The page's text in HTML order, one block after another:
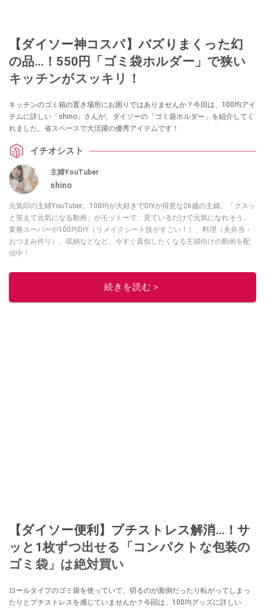
【ダイソー神コスパ】バズりまくった幻
の品…！550円「ゴミ袋ホルダー」で狭い
キッチンがスッキリ！
キッチンのゴミ箱の置き場所にお困りではありませんか？今回は、100均アイ
テムに詳しい「shino」さんが、ダイソーの「ゴミ袋ホルダー」を紹介してく
れました。省スペースで大活躍の優秀アイテムです！
イチオシスト
主婦YouTuber
shino
元気印の主婦YouTuber。100均が大好きでDIYが得意な26歳の主婦。「クスッ
と笑えて元気になる動画」がモットーで、見ているだけで元気になれそう。
業務スーパーや100均DIY（リメイクシート技がすごい！）、料理（夫弁当・
おつまみ作り）、収納などなど、今すぐ真似したくなる主婦向けの動画を配
信中！
このイチオシストの他の記事を読む
続きを読む＞
【ダイソー便利】プチストレス解消…！サ
ッと1枚ずつ出せる「コンパクトな包装の
ゴミ袋」は絶対買い
ロールタイプのゴミ袋を使っていて、切るのが面倒だったり転がってしまっ
たりとプチストレスを感じていませんか？今回は、100均グッズに詳しい